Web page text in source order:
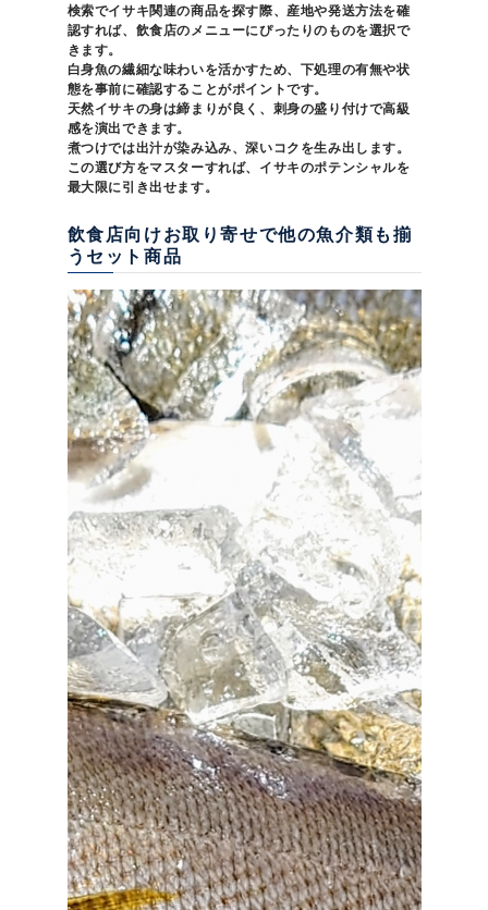
検索でイサキ関連の商品を探す際、産地や発送方法を確
認すれば、飲食店のメニューにぴったりのものを選択で
きます。
白身魚の繊細な味わいを活かすため、下処理の有無や状
態を事前に確認することがポイントです。
天然イサキの身は締まりが良く、刺身の盛り付けで高級
感を演出できます。
煮つけでは出汁が染み込み、深いコクを生み出します。
この選び方をマスターすれば、イサキのポテンシャルを
最大限に引き出せます。
飲食店向けお取り寄せで他の魚介類も揃
うセット商品